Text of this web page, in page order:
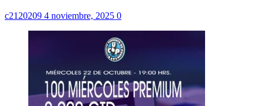
c2120209 4 noviembre, 2025 0